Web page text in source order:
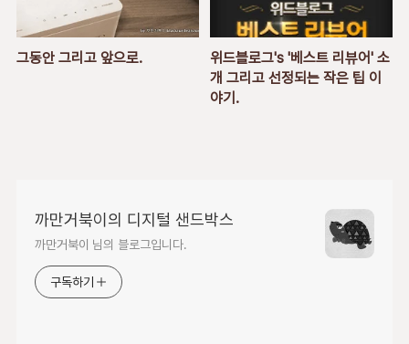
그동안 그리고 앞으로.
위드블로그's '베스트 리뷰어' 소
개 그리고 선정되는 작은 팁 이
야기.
까만거북이의 디지털 샌드박스
까만거북이 님의 블로그입니다.
구독하기